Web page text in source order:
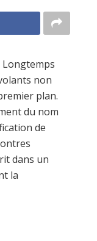
Longtemps
non
plan.
du nom
de
dans un
la